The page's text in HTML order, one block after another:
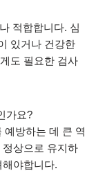
적합합니다. 심
있거나 건강한
도 필요한 검사
가요?
예방하는 데 큰 역
상으로 유지하
야합니다.